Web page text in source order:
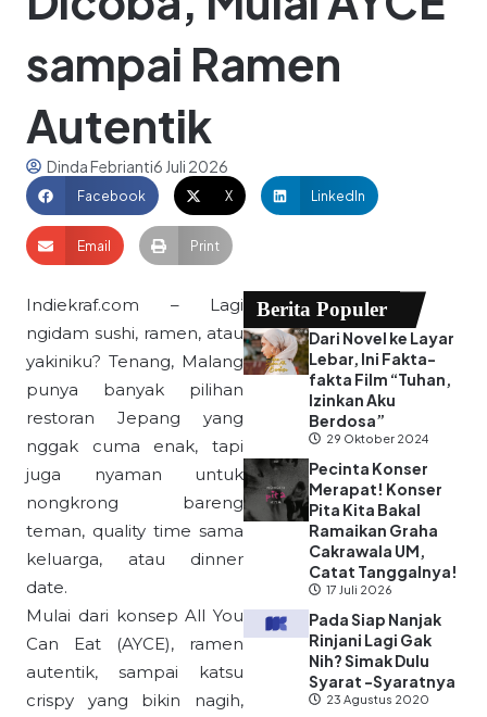
sampai Ramen
Autentik
Dinda Febrianti6 Juli 2026
Facebook X LinkedIn
Email Print
Indiekraf.com – Lagi
ngidam sushi, ramen, atau
yakiniku? Tenang, Malang
punya banyak pilihan
restoran Jepang yang
nggak cuma enak, tapi
juga nyaman untuk
nongkrong bareng
teman, quality time sama
keluarga, atau dinner
date.
Mulai dari konsep All You
Can Eat (AYCE), ramen
autentik, sampai katsu
crispy yang bikin nagih,
Berita Populer
Dari Novel ke Layar
Lebar, Ini Fakta-
fakta Film “Tuhan,
Izinkan Aku
Berdosa”
29 Oktober 2024
Pecinta Konser
Merapat! Konser
Pita Kita Bakal
Ramaikan Graha
Cakrawala UM,
Catat Tanggalnya!
17 Juli 2026
Pada Siap Nanjak
Rinjani Lagi Gak
Nih? Simak Dulu
Syarat -Syaratnya
23 Agustus 2020